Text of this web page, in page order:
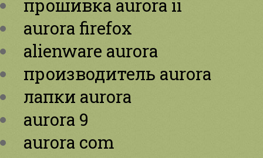
прошивка aurora ii
aurora firefox
alienware aurora
производитель aurora
лапки aurora
aurora 9
aurora com